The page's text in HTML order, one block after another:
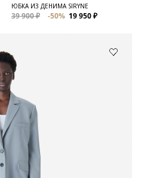
ЮБКА ИЗ ДЕНИМА SIRYNE
39 900 ₽ -50% 19 950 ₽